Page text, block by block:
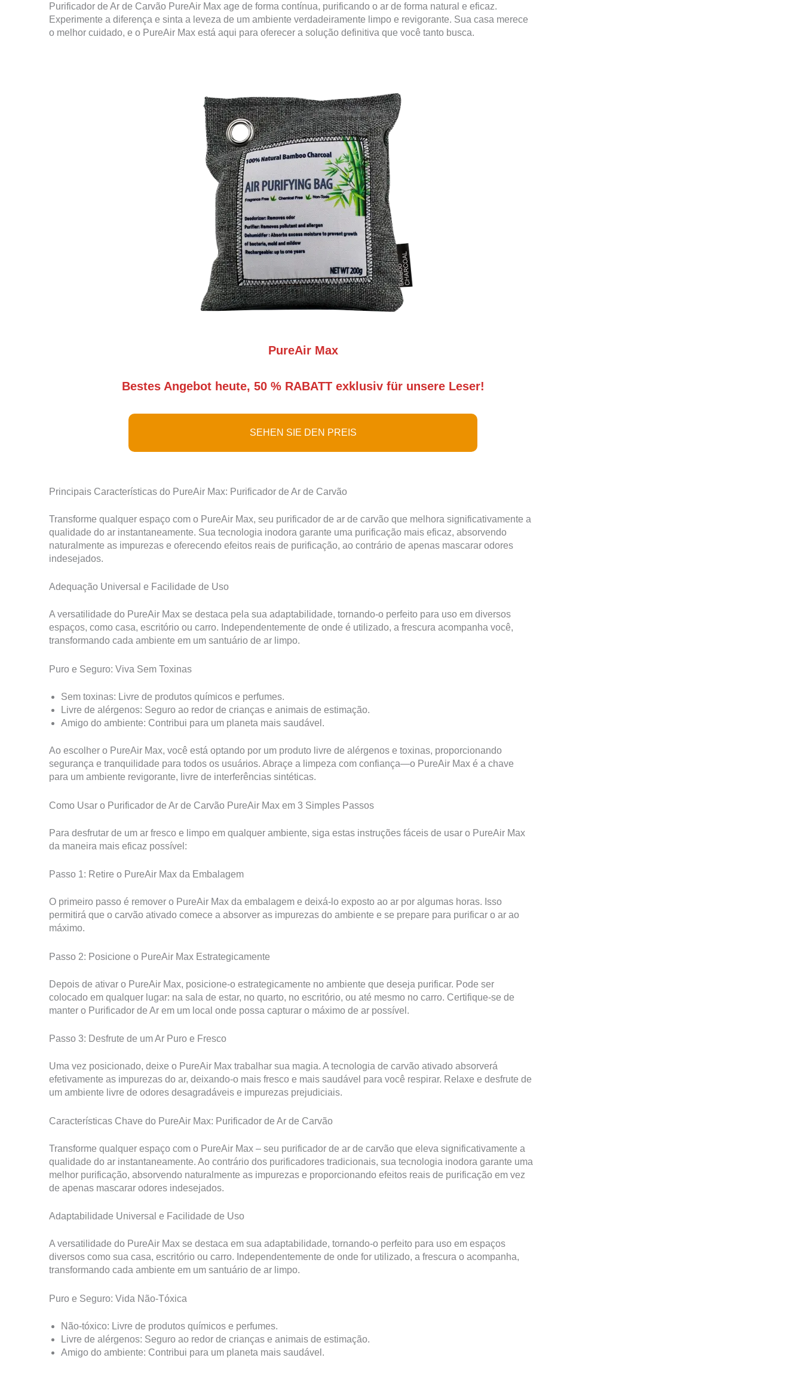
Purificador de Ar de Carvão PureAir Max age de forma contínua, purificando o ar de forma natural e eficaz.
Experimente a diferença e sinta a leveza de um ambiente verdadeiramente limpo e revigorante. Sua casa merece
o melhor cuidado, e o PureAir Max está aqui para oferecer a solução definitiva que você tanto busca.
PureAir Max
Bestes Angebot heute, 50 % RABATT exklusiv für unsere Leser!
SEHEN SIE DEN PREIS
Principais Características do PureAir Max: Purificador de Ar de Carvão
Transforme qualquer espaço com o PureAir Max, seu purificador de ar de carvão que melhora significativamente a
qualidade do ar instantaneamente. Sua tecnologia inodora garante uma purificação mais eficaz, absorvendo
naturalmente as impurezas e oferecendo efeitos reais de purificação, ao contrário de apenas mascarar odores
indesejados.
Adequação Universal e Facilidade de Uso
A versatilidade do PureAir Max se destaca pela sua adaptabilidade, tornando-o perfeito para uso em diversos
espaços, como casa, escritório ou carro. Independentemente de onde é utilizado, a frescura acompanha você,
transformando cada ambiente em um santuário de ar limpo.
Puro e Seguro: Viva Sem Toxinas
Sem toxinas: Livre de produtos químicos e perfumes.
Livre de alérgenos: Seguro ao redor de crianças e animais de estimação.
Amigo do ambiente: Contribui para um planeta mais saudável.
Ao escolher o PureAir Max, você está optando por um produto livre de alérgenos e toxinas, proporcionando
segurança e tranquilidade para todos os usuários. Abraçe a limpeza com confiança—o PureAir Max é a chave
para um ambiente revigorante, livre de interferências sintéticas.
Como Usar o Purificador de Ar de Carvão PureAir Max em 3 Simples Passos
Para desfrutar de um ar fresco e limpo em qualquer ambiente, siga estas instruções fáceis de usar o PureAir Max
da maneira mais eficaz possível:
Passo 1: Retire o PureAir Max da Embalagem
O primeiro passo é remover o PureAir Max da embalagem e deixá-lo exposto ao ar por algumas horas. Isso
permitirá que o carvão ativado comece a absorver as impurezas do ambiente e se prepare para purificar o ar ao
máximo.
Passo 2: Posicione o PureAir Max Estrategicamente
Depois de ativar o PureAir Max, posicione-o estrategicamente no ambiente que deseja purificar. Pode ser
colocado em qualquer lugar: na sala de estar, no quarto, no escritório, ou até mesmo no carro. Certifique-se de
manter o Purificador de Ar em um local onde possa capturar o máximo de ar possível.
Passo 3: Desfrute de um Ar Puro e Fresco
Uma vez posicionado, deixe o PureAir Max trabalhar sua magia. A tecnologia de carvão ativado absorverá
efetivamente as impurezas do ar, deixando-o mais fresco e mais saudável para você respirar. Relaxe e desfrute de
um ambiente livre de odores desagradáveis e impurezas prejudiciais.
Características Chave do PureAir Max: Purificador de Ar de Carvão
Transforme qualquer espaço com o PureAir Max – seu purificador de ar de carvão que eleva significativamente a
qualidade do ar instantaneamente. Ao contrário dos purificadores tradicionais, sua tecnologia inodora garante uma
melhor purificação, absorvendo naturalmente as impurezas e proporcionando efeitos reais de purificação em vez
de apenas mascarar odores indesejados.
Adaptabilidade Universal e Facilidade de Uso
A versatilidade do PureAir Max se destaca em sua adaptabilidade, tornando-o perfeito para uso em espaços
diversos como sua casa, escritório ou carro. Independentemente de onde for utilizado, a frescura o acompanha,
transformando cada ambiente em um santuário de ar limpo.
Puro e Seguro: Vida Não-Tóxica
Não-tóxico: Livre de produtos químicos e perfumes.
Livre de alérgenos: Seguro ao redor de crianças e animais de estimação.
Amigo do ambiente: Contribui para um planeta mais saudável.